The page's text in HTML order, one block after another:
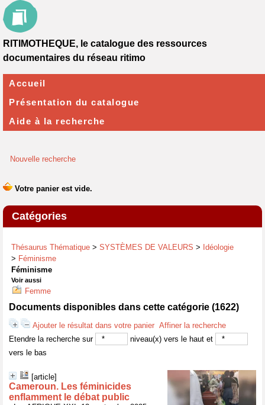
Nouvelle recherche
Catégories
Thésaurus Thématique > SYSTÈMES DE VALEURS > Idéologie
> Féminisme
Féminisme
Voir aussi
Femme
Documents disponibles dans cette catégorie (1622)
Ajouter le résultat dans votre panier Affiner la recherche
Etendre la recherche sur
niveau(x) vers le haut et
vers le bas
[article]
Cameroun. Les féminicides
enflamment le débat public
RITIMOTHEQUE, le catalogue des ressources
documentaires du réseau ritimo
Accueil
Présentation du catalogue
Aide à la recherche